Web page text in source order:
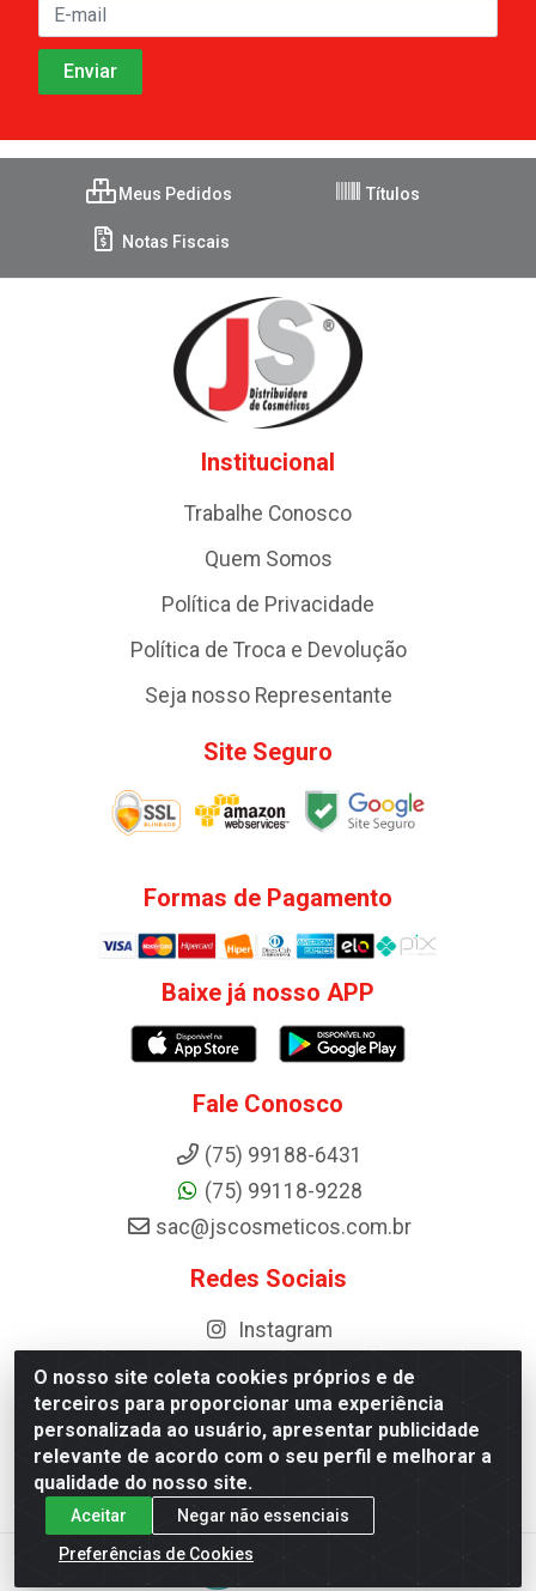
O nosso site coleta cookies próprios e de
terceiros para proporcionar uma experiência
personalizada ao usuário, apresentar publicidade
relevante de acordo com o seu perfil e melhorar a
qualidade do nosso site.
Aceitar
Negar não essenciais
Preferências de Cookies
Meus Pedidos Títulos
Notas Fiscais
Institucional
Trabalhe Conosco
Quem Somos
Política de Privacidade
Política de Troca e Devolução
Seja nosso Representante
Site Seguro
Formas de Pagamento
Baixe já nosso APP
Fale Conosco
(75) 99188-6431
(75) 99118-9228
sac@jscosmeticos.com.br
Redes Sociais
Instagram
Distribuidora de Cosméticos Antoneto LTDA - BA-052,
km 87 - Industrial, Ipirá - BA, 44600-000 - CNPJ
10.984.107/0001-75